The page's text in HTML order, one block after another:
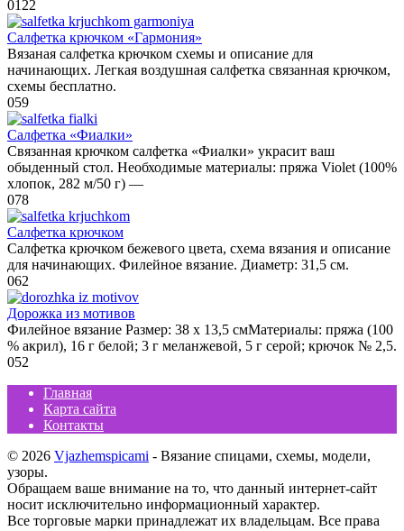
0122
Салфетка крючком «Гармония»
Вязаная салфетка крючком схемы и описание для
начинающих. Легкая воздушная салфетка связанная крючком,
схемы бесплатно.
059
Салфетка «Фиалки»
Связанная крючком салфетка «Фиалки» украсит ваш
обыденный стол. Необходимые материалы: пряжа Violet (100%
хлопок, 282 м/50 г) —
078
Салфетка крючком
Салфетка крючком бежевого цвета, схема вязания и описание
для начинающих. Филейное вязание. Диаметр: 31,5 см.
062
Дорожка из мотивов
Филейное вязание Размер: 38 х 13,5 смМатериалы: пряжа (100
% акрил), 16 г белой; 3 г меланжевой, 5 г серой; крючок № 2,5.
052
Главная
Карта сайта
Контакты
© 2026 Vjazhemspicami - Вязание спицами, схемы, модели,
узоры.
Обращаем ваше внимание на то, что данный интернет-сайт
носит исключительно информационный характер.
Все торговые марки принадлежат их владельцам. Все права